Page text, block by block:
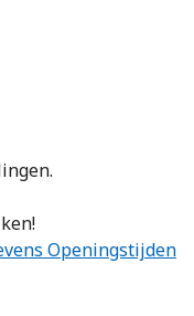
Openingstijden